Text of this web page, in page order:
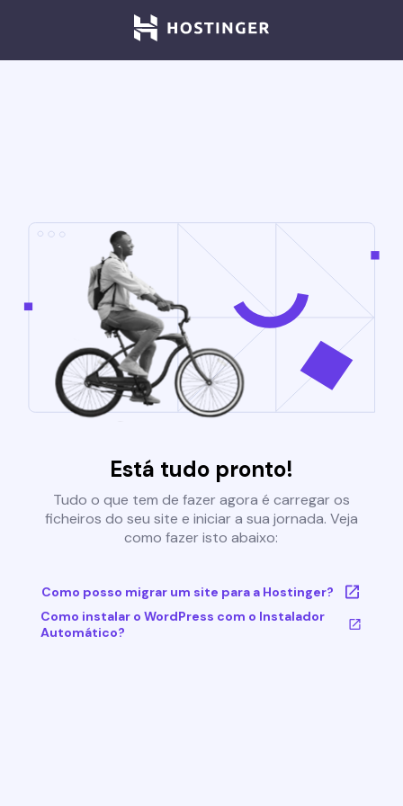
Está tudo pronto!
Tudo o que tem de fazer agora é carregar os
ficheiros do seu site e iniciar a sua jornada. Veja
como fazer isto abaixo:
Como posso migrar um site para a Hostinger?
Como instalar o WordPress com o Instalador
Automático?